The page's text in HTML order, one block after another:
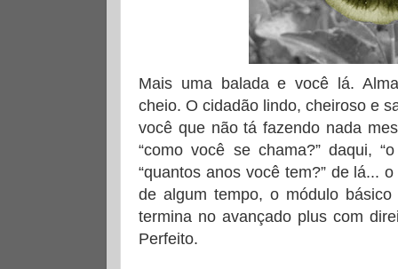
Mais uma balada e você lá.
cheio. O cidadão lindo, cheiroso e
você que não tá fazendo nada
“como você se chama?” daqui,
“quantos anos você tem?” de lá...
de algum tempo, o módulo
termina no avançado plus com
Perfeito.